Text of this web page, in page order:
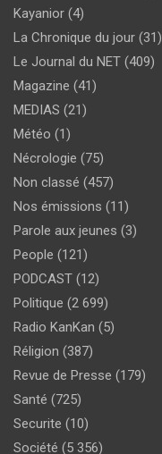
Kayanior (4)
La Chronique du jour (31)
Le Journal du NET (409)
Magazine (41)
MEDIAS (21)
Météo (1)
Nécrologie (75)
Non classé (457)
Nos émissions (11)
Parole aux jeunes (3)
People (121)
PODCAST (12)
Politique (2 699)
Radio KanKan (5)
Réligion (387)
Revue de Presse (179)
Santé (725)
Securite (10)
Société (5 356)